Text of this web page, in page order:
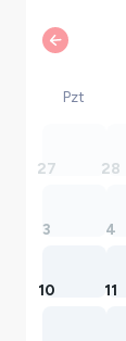
Pzt
27 28
3 4
10 11